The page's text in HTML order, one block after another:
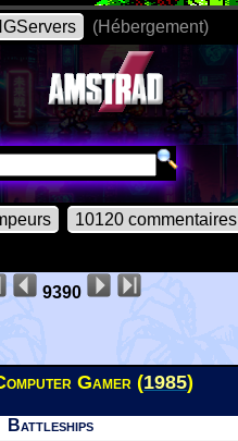
(Hébergement)
10120 commentaires
9390
Gamer (1985)
Battleships